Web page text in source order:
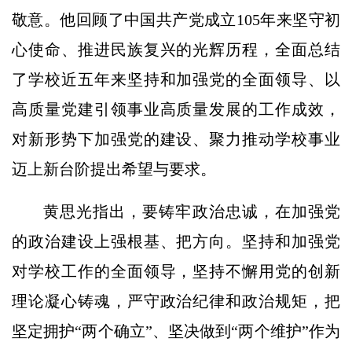
敬意。他回顾了中国共产党成立105年来坚守初
心使命、推进民族复兴的光辉历程，全面总结
了学校近五年来坚持和加强党的全面领导、以
高质量党建引领事业高质量发展的工作成效，
对新形势下加强党的建设、聚力推动学校事业
迈上新台阶提出希望与要求。
黄思光指出，要铸牢政治忠诚，在加强党
的政治建设上强根基、把方向。坚持和加强党
对学校工作的全面领导，坚持不懈用党的创新
理论凝心铸魂，严守政治纪律和政治规矩，把
坚定拥护“两个确立”、坚决做到“两个维护”作为